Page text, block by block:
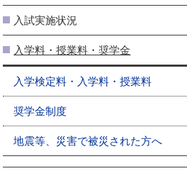
入試実施状況
入学料・授業料・奨学金
入学検定料・入学料・授業料
奨学金制度
地震等、災害で被災された方へ